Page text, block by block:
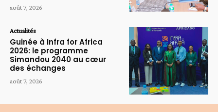
août 7, 2026
Actualités
Guinée à Infra for Africa
2026: le programme
Simandou 2040 au cœur
des échanges
août 7, 2026